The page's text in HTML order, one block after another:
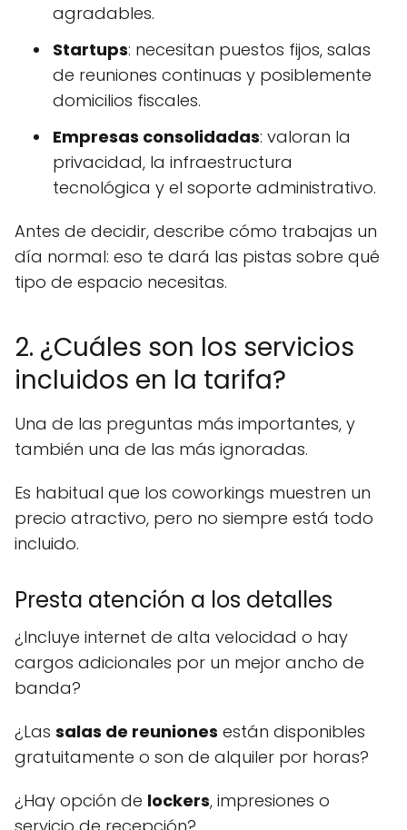
agradables.
Startups: necesitan puestos fijos, salas
de reuniones continuas y posiblemente
domicilios fiscales.
Empresas consolidadas: valoran la
privacidad, la infraestructura
tecnológica y el soporte administrativo.
Antes de decidir, describe cómo trabajas un
día normal: eso te dará las pistas sobre qué
tipo de espacio necesitas.
2. ¿Cuáles son los servicios
incluidos en la tarifa?
Una de las preguntas más importantes, y
también una de las más ignoradas.
Es habitual que los coworkings muestren un
precio atractivo, pero no siempre está todo
incluido.
Presta atención a los detalles
¿Incluye internet de alta velocidad o hay
cargos adicionales por un mejor ancho de
banda?
¿Las salas de reuniones están disponibles
gratuitamente o son de alquiler por horas?
¿Hay opción de lockers, impresiones o